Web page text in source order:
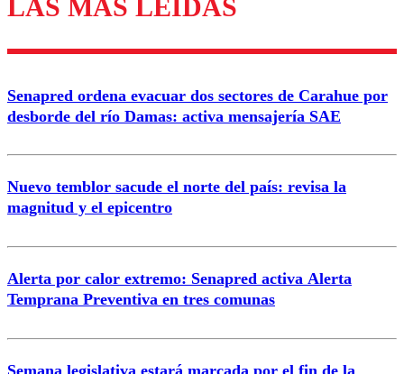
diálogo respetuoso.
Correo
LAS MÁS LEÍDAS
Senapred ordena evacuar dos sectores de Carahue por
desborde del río Damas: activa mensajería SAE
Nuevo temblor sacude el norte del país: revisa la
magnitud y el epicentro
Alerta por calor extremo: Senapred activa Alerta
Temprana Preventiva en tres comunas